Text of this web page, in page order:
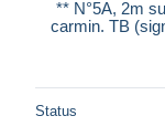
** N°5A, 2m
carmin. TB
Status